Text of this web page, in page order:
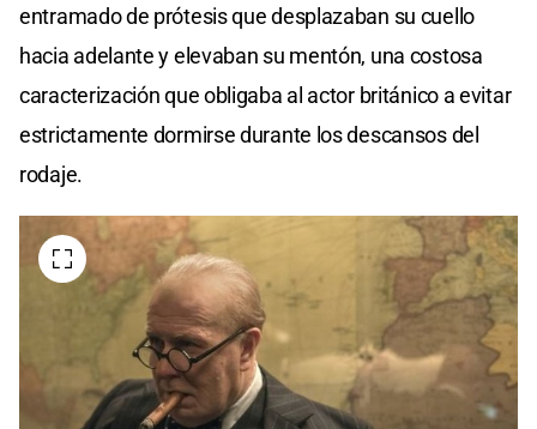
entramado de prótesis que desplazaban su cuello
hacia adelante y elevaban su mentón, una costosa
caracterización que obligaba al actor británico a evitar
estrictamente dormirse durante los descansos del
rodaje.